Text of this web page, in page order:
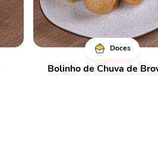
Doces
Bolinho de Chuva de